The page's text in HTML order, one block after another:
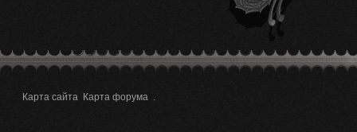
Карта сайта Карта форума